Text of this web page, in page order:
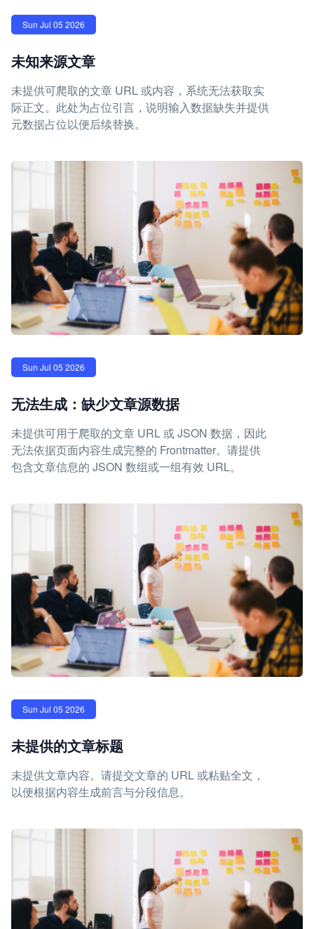
Sun Jul 05 2026
未知来源文章
未提供可爬取的文章 URL 或内容，系统无法获取实
际正文。此处为占位引言，说明输入数据缺失并提供
元数据占位以便后续替换。
Sun Jul 05 2026
无法生成：缺少文章源数据
未提供可用于爬取的文章 URL 或 JSON 数据，因此
无法依据页面内容生成完整的 Frontmatter。请提供
包含文章信息的 JSON 数组或一组有效 URL。
Sun Jul 05 2026
未提供的文章标题
未提供文章内容。请提交文章的 URL 或粘贴全文，
以便根据内容生成前言与分段信息。